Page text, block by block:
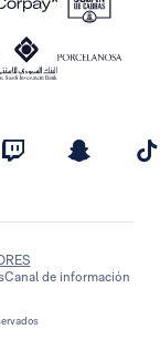
Canal de información